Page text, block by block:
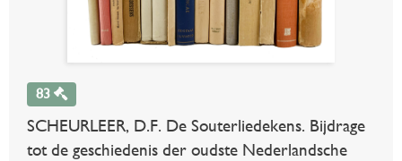
83
SCHEURLEER, D.F. De Souterliedekens. Bijdrage
tot de geschiedenis der oudste Nederlandsche